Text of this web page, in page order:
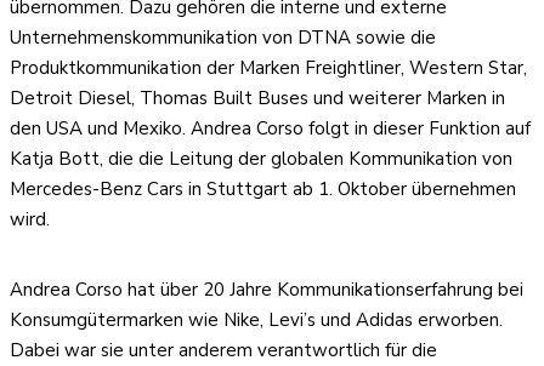
übernommen. Dazu gehören die interne und externe
Unternehmenskommunikation von DTNA sowie die
Produktkommunikation der Marken Freightliner, Western Star,
Detroit Diesel, Thomas Built Buses und weiterer Marken in
den USA und Mexiko. Andrea Corso folgt in dieser Funktion auf
Katja Bott, die die Leitung der globalen Kommunikation von
Mercedes-Benz Cars in Stuttgart ab 1. Oktober übernehmen
wird.
Andrea Corso hat über 20 Jahre Kommunikationserfahrung bei
Konsumgütermarken wie Nike, Levi’s und Adidas erworben.
Dabei war sie unter anderem verantwortlich für die